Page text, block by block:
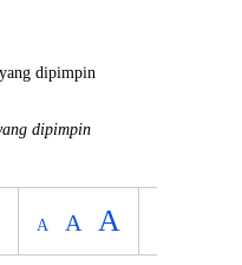
dipimpin
A A A